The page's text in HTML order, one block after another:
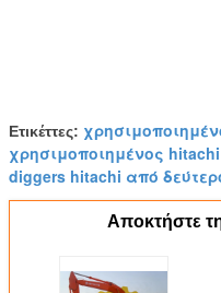
Ετικέττες:
χρησιμοποιημένος
diggers hitachi από
Αποκτήστε